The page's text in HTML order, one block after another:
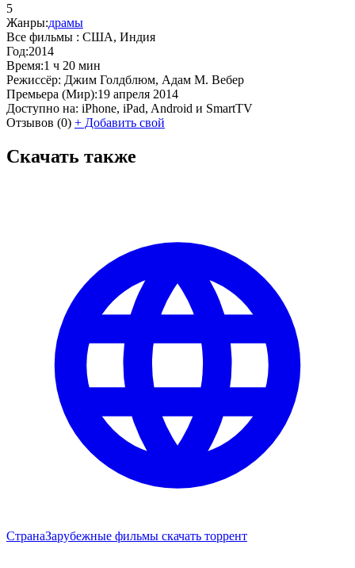
5
Жанры:драмы
Все фильмы : США, Индия
Год:2014
Время:1 ч 20 мин
Режиссёр: Джим Голдблюм, Адам М. Вебер
Премьера (Мир):19 апреля 2014
Доступно на: iPhone, iPad, Android и SmartTV
Отзывов (0) + Добавить свой
Скачать также
СтранаЗарубежные фильмы скачать торрент